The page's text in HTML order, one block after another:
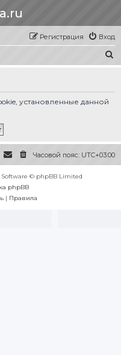
Вход
Регистрация
установленные данной
Часовой пояс: UTC+03:00
© phpBB Limited
phpBB
| Правила